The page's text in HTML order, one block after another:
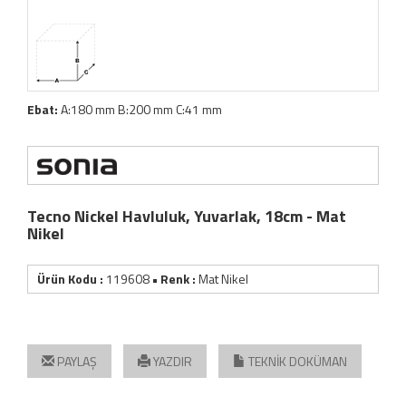
Ebat:A:180 mm B:200 mm C:41 mm
Tecno Nickel Havluluk, Yuvarlak, 18cm - Mat
Nikel
Ürün Kodu : 119608• Renk :Mat Nikel
PAYLAŞ YAZDIR TEKNİK DOKÜMAN